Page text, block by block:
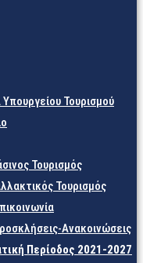
Τουρισμού
Τουρισμός
Τουρισμός
Ανακοινώσεις
Περίοδος 2021-2027